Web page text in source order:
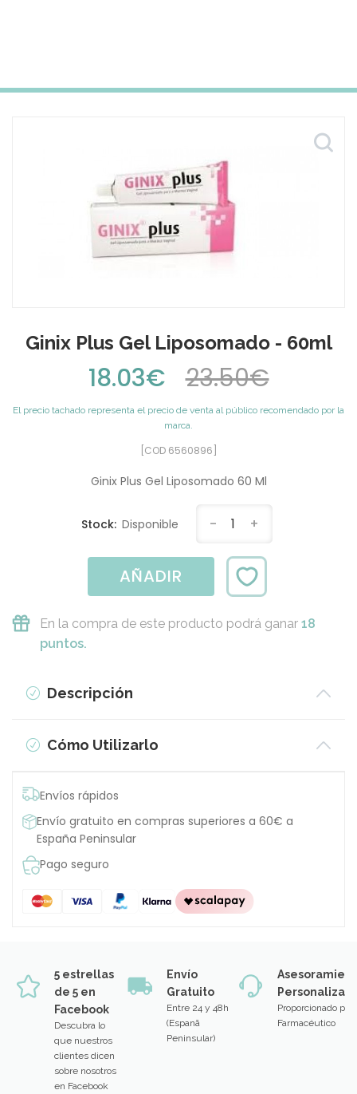
Ginix Plus Gel Liposomado - 60ml
18.03€ 23.50€
El precio tachado representa el precio de venta al público recomendado por la
marca.
[COD 6560896]
Ginix Plus Gel Liposomado 60 Ml
Stock: Disponible - 1 +
AÑADIR
En la compra de este producto podrá ganar 18
puntos.
Descripción
Cómo Utilizarlo
Envíos rápidos
Envío gratuito en compras superiores a 60€ a
España Peninsular
Pago seguro
5 estrellas
de 5 en
Facebook
Descubra lo
que nuestros
clientes dicen
sobre nosotros
en Facebook
Envío
Gratuito
Entre 24 y 48h
(Espanã
Peninsular)
Proporcionado por
Farmacéutico